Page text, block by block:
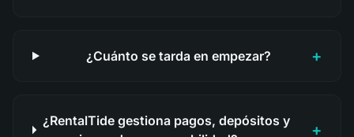
¿Cuánto se tarda en empezar? +
¿RentalTide gestiona pagos, depósitos y
+